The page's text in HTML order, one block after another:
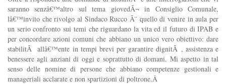
saranno senzâ€™altro sul tema giovedÃ¬ in Consiglio Comunale,
lâ€™invito che rivolgo al Sindaco Rucco Ã¨ quello di venire in aula per
un serio confronto sui temi che riguardano la vita ed il futuro di IPAB e
per concordare azioni comuni che abbiano un unico vero obiettivo: dare
stabilitÃ allâ€™ente in tempi brevi per garantire dignitÃ , assistenza e
benessere agli anziani di oggi e soprattutto di domani. Mi aspetto in tal
senso delle nomine di persone che abbiano competenze gestionali e
manageriali acclarate e non spartizioni di poltrone.Â